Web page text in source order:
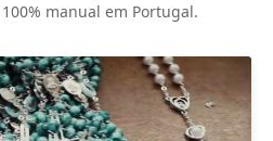
manual em Portugal.